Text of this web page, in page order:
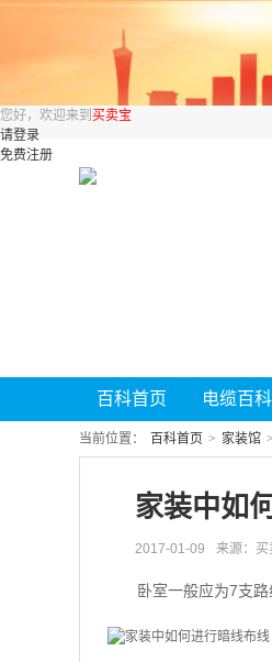
您好，欢迎来到 买卖宝
请登录
免费注册
百科首页 电缆百科
当前位置： 百科首页 > 家装馆 >
家装中如
2017-01-09 来源：买
卧室一般应为7支